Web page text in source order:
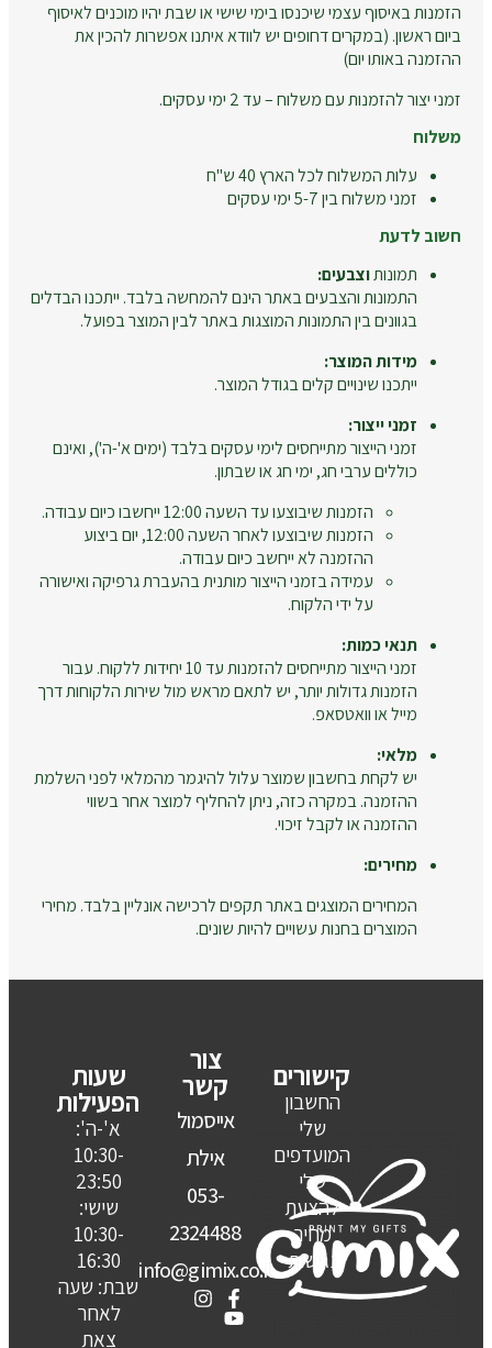
הזמנות באיסוף עצמי שיכנסו בימי שישי או שבת יהיו מוכנים לאיסוף
ביום ראשון. (במקרים דחופים יש לוודא איתנו אפשרות להכין את
ההזמנה באותו יום)
זמני יצור להזמנות עם משלוח – עד 2 ימי עסקים.
משלוח
עלות המשלוח לכל הארץ 40 ש"ח
זמני משלוח בין 5-7 ימי עסקים
חשוב לדעת
תמונותוצבעים:
התמונות והצבעים באתר הינם להמחשה בלבד. ייתכנו הבדלים
בגוונים בין התמונות המוצגות באתר לבין המוצר בפועל.
מידות המוצר:
ייתכנו שינויים קלים בגודל המוצר.
זמני ייצור:
זמני הייצור מתייחסים לימי עסקים בלבד (ימים א'-ה'), ואינם
כוללים ערבי חג, ימי חג או שבתון.
הזמנות שיבוצעו עד השעה 12:00 ייחשבו כיום עבודה.
הזמנות שיבוצעו לאחר השעה 12:00, יום ביצוע
ההזמנה לא ייחשב כיום עבודה.
עמידה בזמני הייצור מותנית בהעברת גרפיקה ואישורה
על ידי הלקוח.
תנאי כמות:
זמני הייצור מתייחסים להזמנות עד 10 יחידות ללקוח. עבור
הזמנות גדולות יותר, יש לתאם מראש מול שירות הלקוחות דרך
מייל או וואטסאפ.
מלאי:
יש לקחת בחשבון שמוצר עלול להיגמר מהמלאי לפני השלמת
ההזמנה. במקרה כזה, ניתן להחליף למוצר אחר בשווי
ההזמנה או לקבל זיכוי.
מחירים:
המחירים המוצגים באתר תקפים לרכישה אונליין בלבד. מחירי
המוצרים בחנות עשויים להיות שונים.
קישורים
החשבון
שלי
המועדפים
שלי
להצעת
מחיר
נגישות
צור
קשר
אייסמול
אילת
053-
2324488
info@gimix.co.il
שעות
הפעילות
א'-ה':
10:30-
23:50
שישי:
10:30-
16:30
שבת: שעה
לאחר
צאת